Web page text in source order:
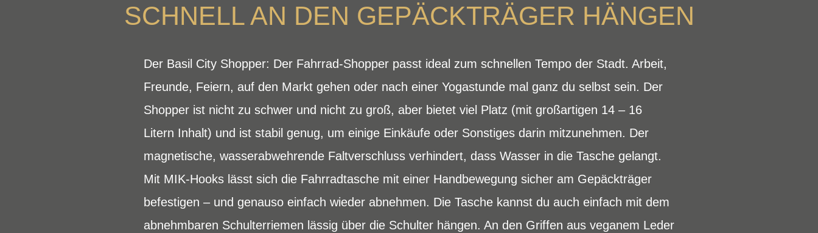
SCHNELL AN DEN GEPÄCKTRÄGER HÄNGEN
Der Basil City Shopper: Der Fahrrad-Shopper passt ideal zum schnellen Tempo der Stadt. Arbeit,
Freunde, Feiern, auf den Markt gehen oder nach einer Yogastunde mal ganz du selbst sein. Der
Shopper ist nicht zu schwer und nicht zu groß, aber bietet viel Platz (mit großartigen 14 – 16
Litern Inhalt) und ist stabil genug, um einige Einkäufe oder Sonstiges darin mitzunehmen. Der
magnetische, wasserabwehrende Faltverschluss verhindert, dass Wasser in die Tasche gelangt.
Mit MIK-Hooks lässt sich die Fahrradtasche mit einer Handbewegung sicher am Gepäckträger
befestigen – und genauso einfach wieder abnehmen. Die Tasche kannst du auch einfach mit dem
abnehmbaren Schulterriemen lässig über die Schulter hängen. An den Griffen aus veganem Leder